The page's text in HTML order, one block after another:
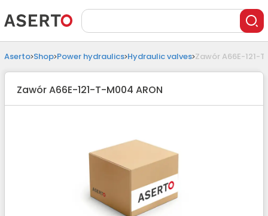
Aserto Shop Power hydraulics Hydraulic valves Zawór A66E-121-
Zawór A66E-121-T-M004 ARON